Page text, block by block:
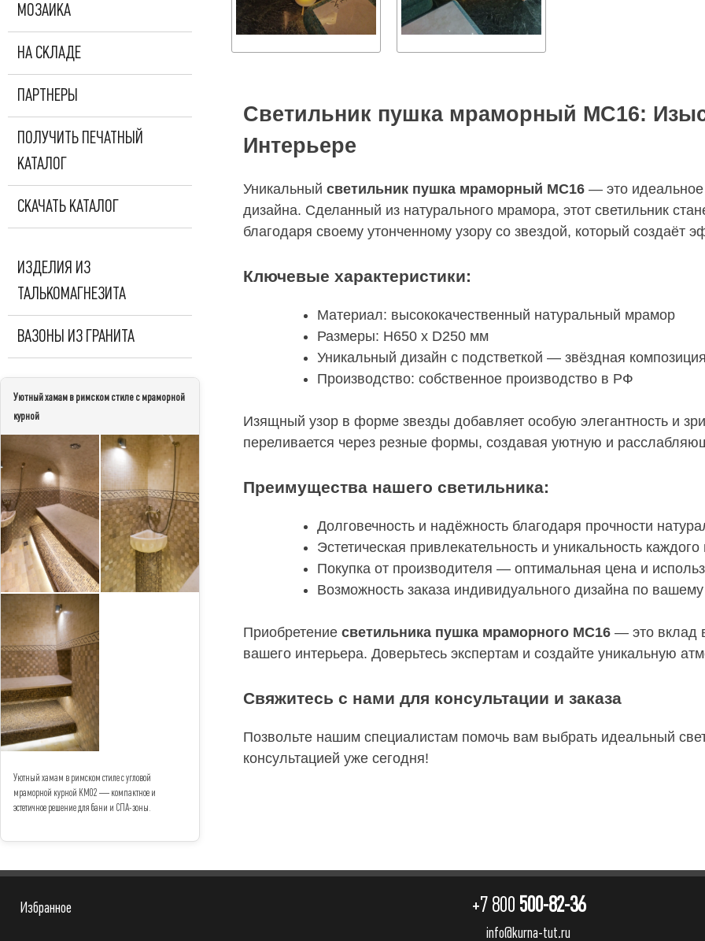
МОЗАИКА
НА СКЛАДЕ
ПАРТНЕРЫ
ПОЛУЧИТЬ ПЕЧАТНЫЙ
КАТАЛОГ
СКАЧАТЬ КАТАЛОГ
ИЗДЕЛИЯ ИЗ
ТАЛЬКОМАГНЕЗИТА
ВАЗОНЫ ИЗ ГРАНИТА
Уютный хамам в римском стиле с мраморной
курной
Уютный хамам в римском стиле с угловой
мраморной курной КМ02 — компактное и
эстетичное решение для бани и СПА-зоны.
Светильник пушка мраморный МС16:
Интерьере
Уникальный светильник пушка мраморный МС16— это идеальное
дизайна. Сделанный из натурального мрамора, этот светильник
благодаря своему утонченному узору со звездой, который создаёт
Ключевые характеристики:
Материал: высококачественный натуральный мрамор
Размеры: H650 x D250 мм
Уникальный дизайн с подстветкой — звёздная
Производство: собственное производство в РФ
Изящный узор в форме звезды добавляет особую элегантность и
переливается через резные формы, создавая уютную и
Преимущества нашего светильника:
Долговечность и надёжность благодаря прочности
Эстетическая привлекательность и уникальность каждого
Покупка от производителя — оптимальная цена и
Возможность заказа индивидуального дизайна по
Приобретение светильника пушкa мраморного МС16— это вклад в
вашего интерьера. Доверьтесь экспертам и создайте уникальную
Свяжитесь с нами для консультации и заказа
Позвольте нашим специалистам помочь вам выбрать идеальный
консультацией уже сегодня!
Избранное +7 800 500-82-36
info@kurna-tut.ru